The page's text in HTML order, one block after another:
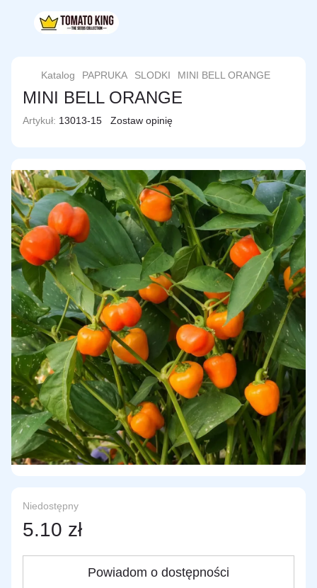
Katalog PAPRUKA SLODKI MINI BELL ORANGE
MINI BELL ORANGE
Artykuł: 13013-15 Zostaw opinię
Niedostępny
5.10 zł
Powiadom o dostępności